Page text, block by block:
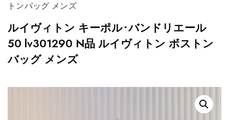
トンバッグ メンズ
ルイヴィトン キーポル･バンドリエール
50 lv301290 N品 ルイヴィトン ボストン
バッグ メンズ